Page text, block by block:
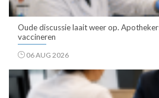
Oude discussie laait weer op.
vaccineren
06 AUG 2026